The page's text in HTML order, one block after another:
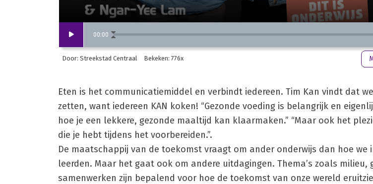
00:00
Door: Streekstad Centraal Bekeken: 776x
Eten is het communicatiemiddel en verbindt iedereen. Tim Kan vindt dat
zetten, want iedereen KAN koken! “Gezonde voeding is belangrijk en
hoe je een lekkere, gezonde maaltijd kan klaarmaken.” “Maar ook het
die je hebt tijdens het voorbereiden.”.
De maatschappij van de toekomst vraagt om ander onderwijs dan hoe
leerden. Maar het gaat ook om andere uitdagingen. Thema’s zoals milieu,
samenwerken zijn bepalend voor hoe de toekomst van onze wereld